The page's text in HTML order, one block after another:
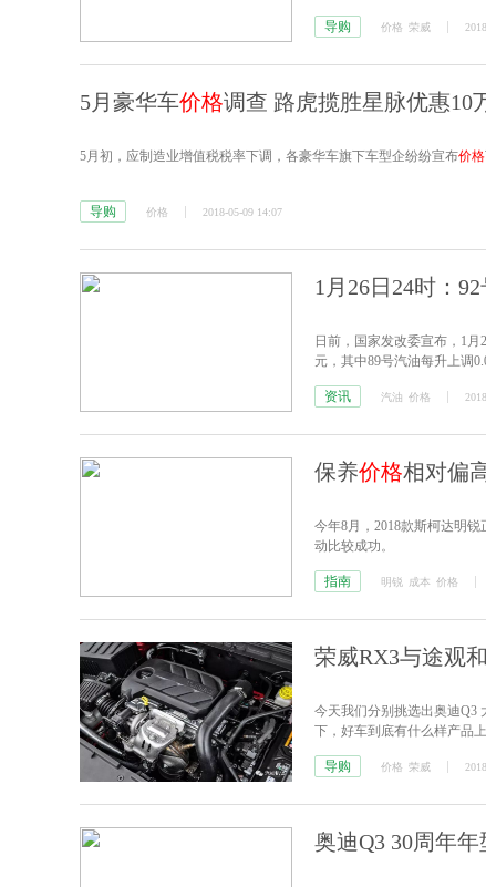
导购
价格 荣威
5月豪华车价格调查 路虎揽胜星脉优惠10
5月初，应制造业增值税税率下调，各豪华车旗下车型企纷纷宣布价格
导购 价格 2018-05-09 14:07
1月26日24时：
日前，国家发改委宣布，1
元，其中89号汽油每升上调
持续下降以及欧佩克延长减
资讯 汽油 价格
保养价格相对偏
今年8月，2018款斯柯达明
动比较成功。
指南 明锐 成本 价格
荣威RX3与途观
今天我们分别挑选出奥迪Q3
下，好车到底有什么样产品上
导购 价格 荣威
奥迪Q3 30周年